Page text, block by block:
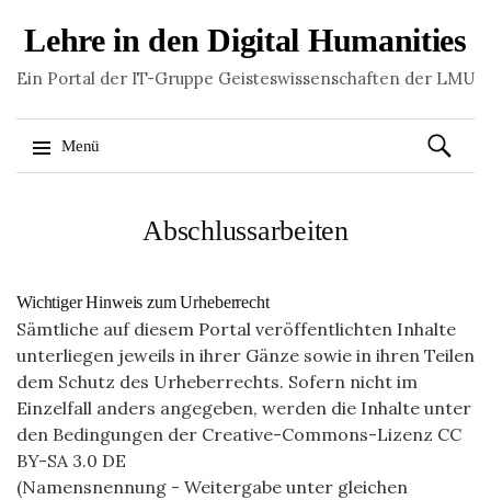
Lehre in den Digital Humanities
Ein Portal der IT-Gruppe Geisteswissenschaften der LMU
Menü
Suchen
nach:
Abschlussarbeiten
Wichtiger Hinweis zum Urheberrecht
Sämtliche auf diesem Portal veröffentlichten Inhalte
unterliegen jeweils in ihrer Gänze sowie in ihren Teilen
dem Schutz des Urheberrechts. Sofern nicht im
Einzelfall anders angegeben, werden die Inhalte unter
den Bedingungen der Creative-Commons-Lizenz CC
BY-SA 3.0 DE
(Namensnennung - Weitergabe unter gleichen